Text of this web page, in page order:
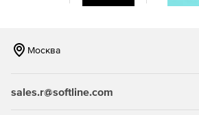
Возможность избежать ложных
Быстрый выпуск благодаря
Москва
sales.r@softline.com